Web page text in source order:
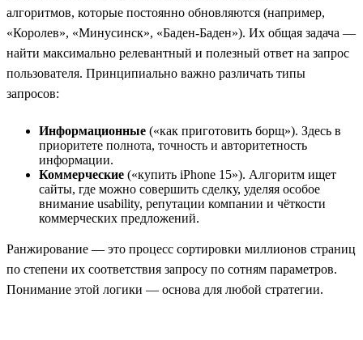
алгоритмов, которые постоянно обновляются (например,
«Королев», «Минусинск», «Баден-Баден»). Их общая задача —
найти максимально релевантный и полезный ответ на запрос
пользователя. Принципиально важно различать типы
запросов:
Информационные («как приготовить борщ»). Здесь в
приоритете полнота, точность и авторитетность
информации.
Коммерческие («купить iPhone 15»). Алгоритм ищет
сайты, где можно совершить сделку, уделяя особое
внимание usability, репутации компании и чёткости
коммерческих предложений.
Ранжирование — это процесс сортировки миллионов страниц
по степени их соответствия запросу по сотням параметров.
Понимание этой логики — основа для любой стратегии.